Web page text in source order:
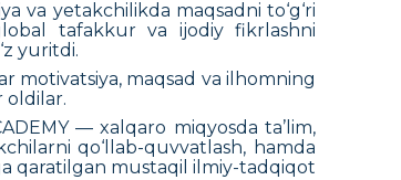
va yetakchilikda maqsadni to‘g‘ri
tafakkur va ijodiy fikrlashni
yuritdi.
motivatsiya, maqsad va ilhomning
oldilar.
— xalqaro miqyosda ta’lim,
qo‘llab-quvvatlash, hamda
qaratilgan mustaqil ilmiy-tadqiqot